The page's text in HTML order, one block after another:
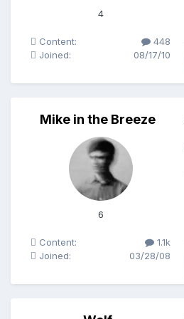
4
Content:
448
Joined:
08/17/10
Mike in the Breeze
6
Content:
1.1k
Joined:
03/28/08